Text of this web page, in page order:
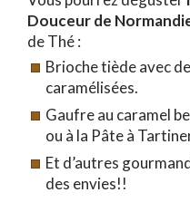
Douceur de
de Thé :
Brioche tiède avec
caramélisées.
Gaufre au caramel
ou à la Pâte à
Et d’autres
des